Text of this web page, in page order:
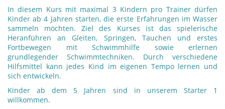
In diesem Kurs mit maximal 3 Kindern pro Trainer dürfen
Kinder ab 4 Jahren starten, die erste Erfahrungen im Wasser
sammeln möchten. Ziel des Kurses ist das spielerische
Heranführen an Gleiten, Springen, Tauchen und erstes
Fortbewegen mit Schwimmhilfe sowie erlernen
grundlegender Schwimmtechniken. Durch verschiedene
Hilfsmittel kann jedes Kind im eigenen Tempo lernen und
sich entwickeln.
Kinder ab dem 5 Jahren sind in unserem Starter 1
willkommen.